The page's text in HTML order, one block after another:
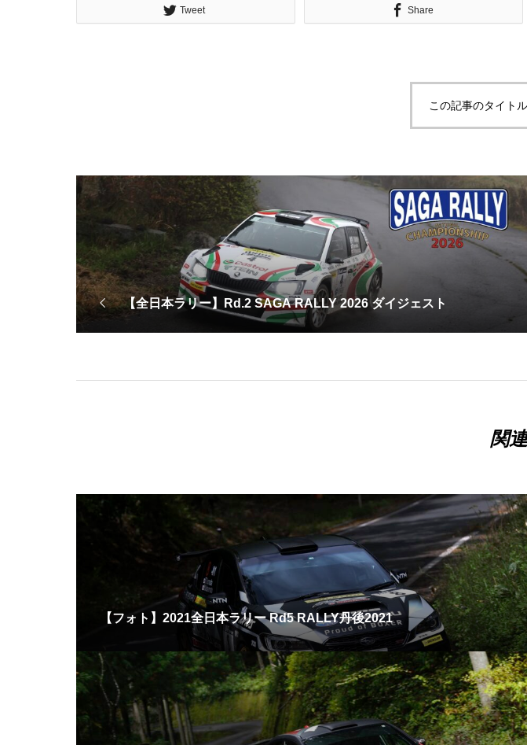
Tweet Share
この記事のタイト
【全日本ラリー】Rd.2 SAGA RALLY 2026 ダイジェスト
関
【フォト】2021全日本ラリー Rd5 RALLY丹後2021